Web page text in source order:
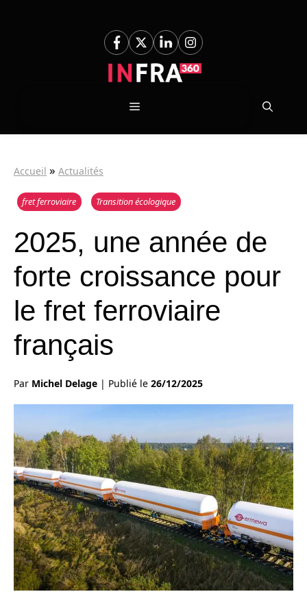
Menu
Accueil » Actualités
fret ferroviaire Transition écologique
2025, une année de
forte croissance pour
le fret ferroviaire
français
Par Michel Delage | Publié le 26/12/2025